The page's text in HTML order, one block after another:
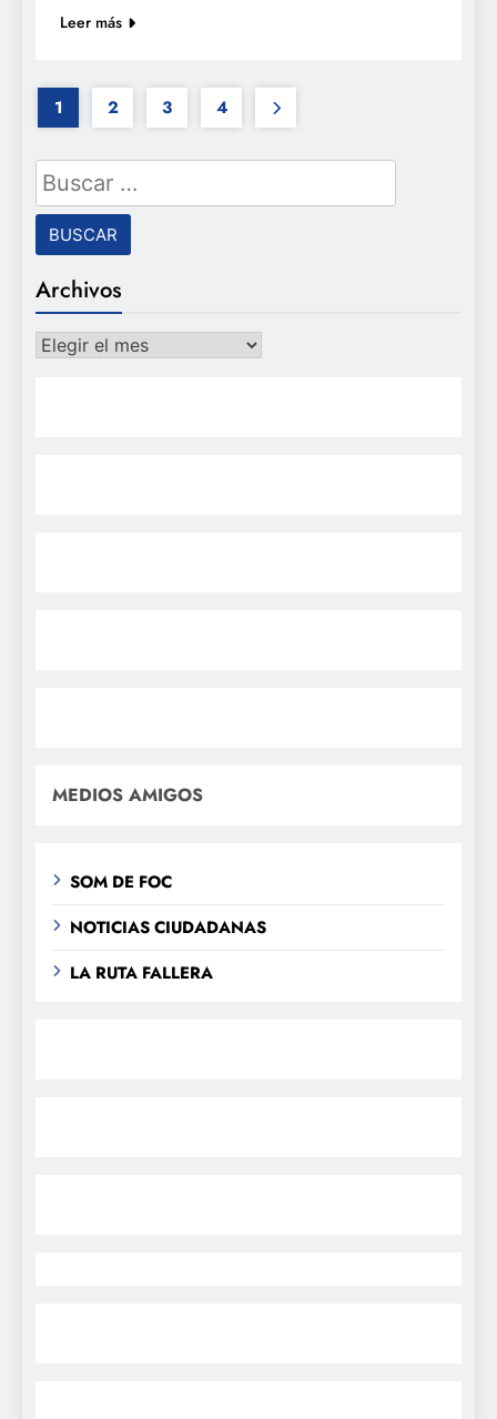
Leer más
1 2 3 4
Buscar:
Archivos
Archivos
MEDIOS AMIGOS
SOM DE FOC
NOTICIAS CIUDADANAS
LA RUTA FALLERA